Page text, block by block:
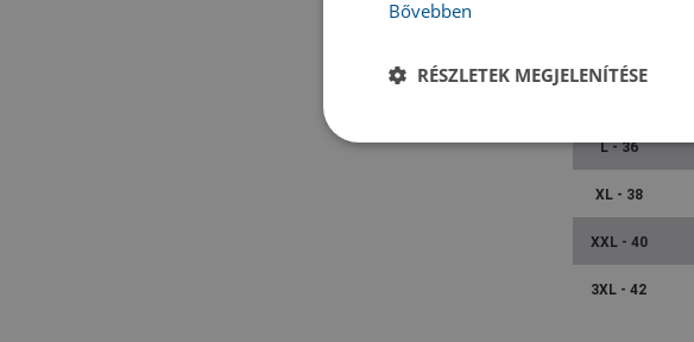
L - 36
XL - 38
XXL - 40
3XL - 42
Bővebben
RÉSZLETEK MEGJELENÍTÉSE